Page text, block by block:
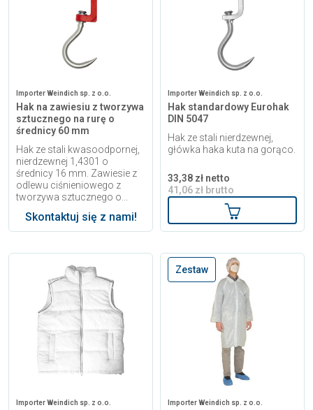
Importer Weindich sp. z o.o.
Hak na zawiesiu z tworzywa
sztucznego na rurę o
średnicy 60 mm
Hak ze stali kwasoodpornej,
nierdzewnej 1,4301 o
średnicy 16 mm. Zawiesie z
odlewu ciśnieniowego z
tworzywa sztucznego o...
Skontaktuj się z nami!
Importer Weindich sp. z o.o.
Hak standardowy Eurohak
DIN 5047
Hak ze stali nierdzewnej,
główka haka kuta na gorąco.
33,38 zł netto
41,06 zł brutto
Dodaj do
Importer Weindich sp. z o.o.
Zestaw
Importer Weindich sp. z o.o.